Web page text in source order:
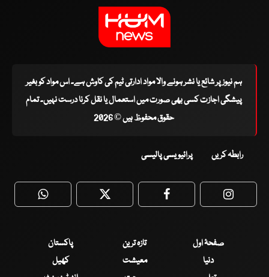
ہم نیوز پر شائع یا نشر ہونے والا مواد ادارتی ٹیم کی کاوش ہے۔ اس مواد کو بغیر
پیشگی اجازت کسی بھی صورت میں استعمال یا نقل کرنا درست نہیں۔ تمام
حقوق محفوظ ہیں © 2026
رابطہ کریں پرائیویسی پالیسی
WhatsApp Twitter Facebook
صفحۂ اول تازہ ترین
پاکستان
دنیا
معیشت
کھیل